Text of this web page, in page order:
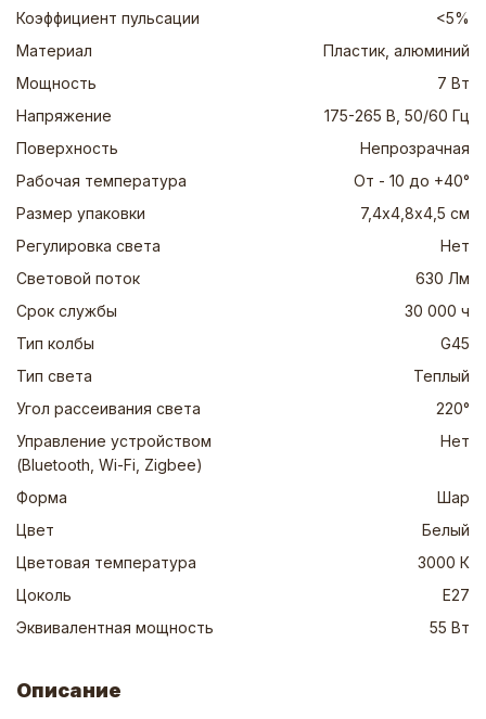
Коэффициент пульсации
<5%
Материал
Пластик, алюминий
Мощность
7 Вт
Напряжение
175-265 В, 50/60 Гц
Поверхность
Непрозрачная
Рабочая температура
От - 10 до +40°
Размер упаковки
7,4х4,8х4,5 см
Регулировка света
Нет
Световой поток
630 Лм
Срок службы
30 000 ч
Тип колбы
G45
Тип света
Теплый
Угол рассеивания света
220°
Управление устройством
(Bluetooth, Wi-Fi, Zigbee)
Нет
Форма
Шар
Цвет
Белый
Цветовая температура
3000 К
Цоколь
Е27
Эквивалентная мощность
55 Вт
Описание